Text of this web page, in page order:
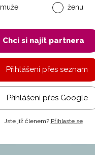
muže
ženu
Chci si najít partnera
Přihlášení přes seznam
Přihlášení přes Google
Jste již členem? Přihlaste se